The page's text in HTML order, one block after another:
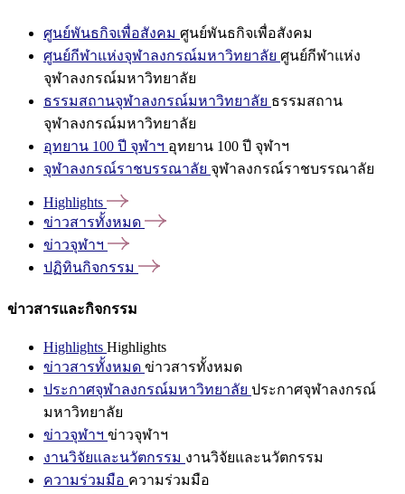
ศูนย์พันธกิจเพื่อสังคม ศูนย์พันธกิจเพื่อสังคม
ศูนย์กีฬาแห่งจุฬาลงกรณ์มหาวิทยาลัย ศูนย์กีฬาแห่ง
จุฬาลงกรณ์มหาวิทยาลัย
ธรรมสถานจุฬาลงกรณ์มหาวิทยาลัย ธรรมสถาน
จุฬาลงกรณ์มหาวิทยาลัย
อุทยาน 100 ปี จุฬาฯ อุทยาน 100 ปี จุฬาฯ
จุฬาลงกรณ์ราชบรรณาลัย จุฬาลงกรณ์ราชบรรณาลัย
Highlights
ข่าวสารทั้งหมด
ข่าวจุฬาฯ
ปฏิทินกิจกรรม
ข่าวสารและกิจกรรม
Highlights Highlights
ข่าวสารทั้งหมด ข่าวสารทั้งหมด
ประกาศจุฬาลงกรณ์มหาวิทยาลัย ประกาศจุฬาลงกรณ์
มหาวิทยาลัย
ข่าวจุฬาฯ ข่าวจุฬาฯ
งานวิจัยและนวัตกรรม งานวิจัยและนวัตกรรม
ความร่วมมือ ความร่วมมือ